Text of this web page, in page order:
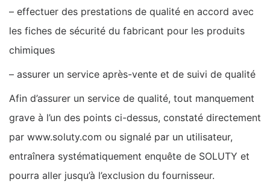
– effectuer des prestations de qualité en accord avec
les fiches de sécurité du fabricant pour les produits
chimiques
– assurer un service après-vente et de suivi de qualité
Afin d’assurer un service de qualité, tout manquement
grave à l’un des points ci-dessus, constaté directement
par www.soluty.com ou signalé par un utilisateur,
entraînera systématiquement enquête de SOLUTY et
pourra aller jusqu’à l’exclusion du fournisseur.